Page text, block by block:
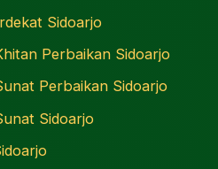
Sidoarjo
Perbaikan Sidoarjo
Perbaikan Sidoarjo
Sidoarjo